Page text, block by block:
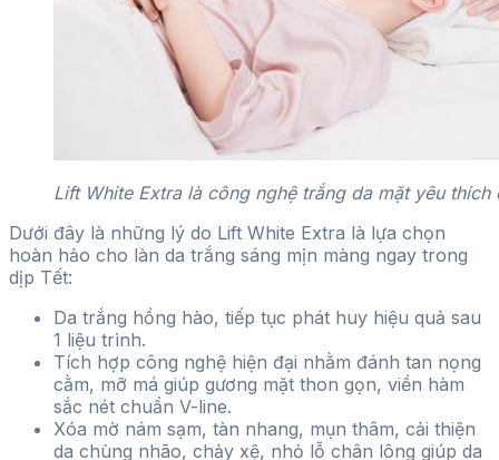
Lift White Extra là công nghệ trắng da mặt yêu thích
Dưới đây là những lý do Lift White Extra là lựa chọn
hoàn hảo cho làn da trắng sáng mịn màng ngay trong
dịp Tết:
Da trắng hồng hào, tiếp tục phát huy hiệu quả sau
1 liệu trình.
Tích hợp công nghệ hiện đại nhằm đánh tan nọng
cằm, mỡ má giúp gương mặt thon gọn, viền hàm
sắc nét chuẩn V-line.
Xóa mờ nám sạm, tàn nhang, mụn thâm, cải thiện
da chùng nhão, chảy xệ, nhỏ lỗ chân lông giúp da